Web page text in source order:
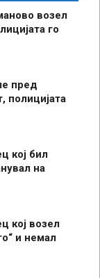
возел
го
пред
полицијата
кој бил
на
кој возел
и немал